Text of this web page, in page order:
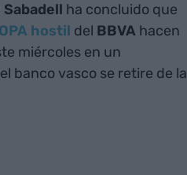
ha concluido que
OPA hostil del BBVA hacen
miércoles en un
banco vasco se retire de la